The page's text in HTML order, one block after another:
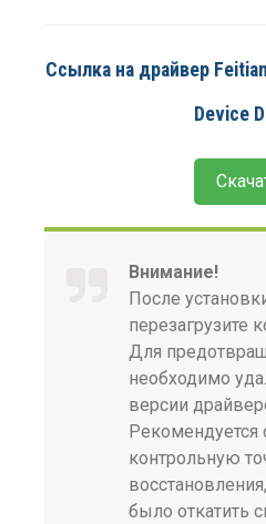
Ссылка на драйвер
Device
Внимание!
После
перезагрузите
Для
необходимо
версии
Рекомендуется
контрольную
было откатить